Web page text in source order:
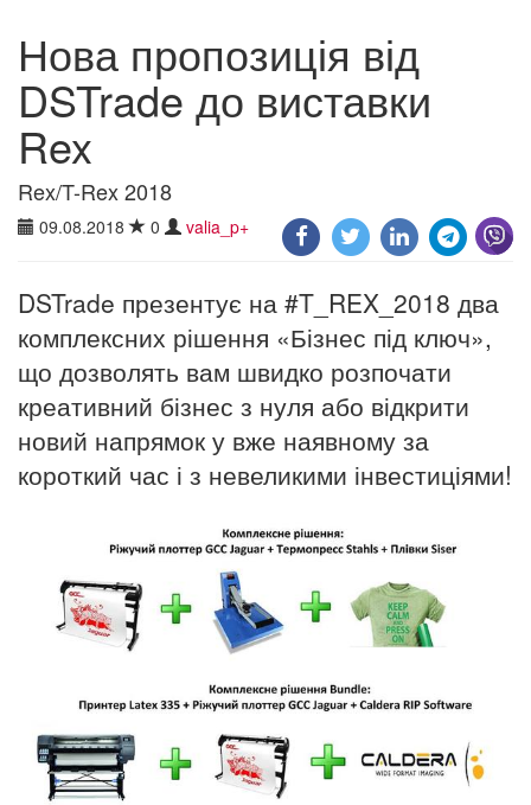
Нова пропозиція від
DSTrade до виставки
Rex
Rex/T-Rex 2018
09.08.2018 0 valia_p+
DSTrade презентує на #T_REX_2018 два
комплексних рішення «Бізнес під ключ»,
що дозволять вам швидко розпочати
креативний бізнес з нуля або відкрити
новий напрямок у вже наявному за
короткий час і з невеликими інвестиціями!